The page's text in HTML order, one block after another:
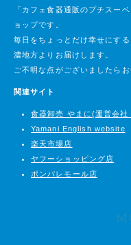
「カフェ食器通販のプチスー
ョップです。
毎日をちょっとだけ幸せにす
濃地方よりお届けします。
ご不明な点がございましたら
関連サイト
食器卸売 やまに(運営会社
Yamani English website
楽天市場店
ヤフーショッピング店
ポンパレモール店